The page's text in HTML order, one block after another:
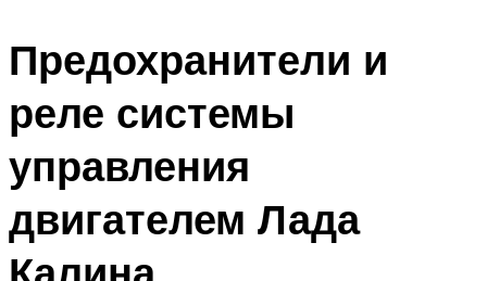
Предохранители и
реле системы
управления
двигателем Лада